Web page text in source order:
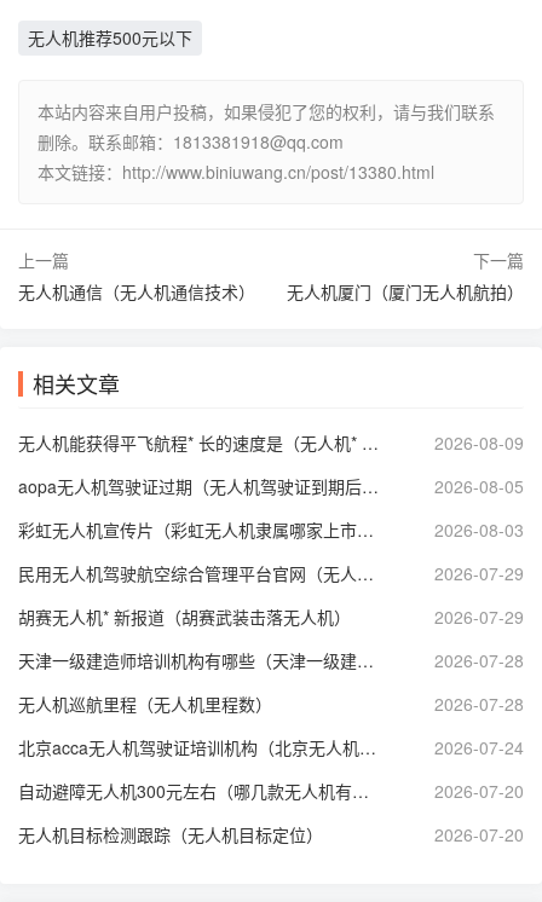
无人机推荐500元以下
本站内容来自用户投稿，如果侵犯了您的权利，请与我们联系
删除。联系邮箱：1813381918@qq.com
本文链接：http://www.biniuwang.cn/post/13380.html
上一篇
无人机通信（无人机通信技术）
下一篇
无人机厦门（厦门无人机航拍）
相关文章
无人机能获得平飞航程* 长的速度是（无人机* 长飞行时间）
2026-08-09
aopa无人机驾驶证过期（无人机驾驶证到期后怎么审证）
2026-08-05
彩虹无人机宣传片（彩虹无人机隶属哪家上市公司）
2026-08-03
民用无人机驾驶航空综合管理平台官网（无人机考证报名入口官网）
2026-07-29
胡赛无人机* 新报道（胡赛武装击落无人机）
2026-07-29
天津一级建造师培训机构有哪些（天津一级建造师* 新招聘）
2026-07-28
无人机巡航里程（无人机里程数）
2026-07-28
北京acca无人机驾驶证培训机构（北京无人机培训机构哪个好）
2026-07-24
自动避障无人机300元左右（哪几款无人机有自动避障功能）
2026-07-20
无人机目标检测跟踪（无人机目标定位）
2026-07-20